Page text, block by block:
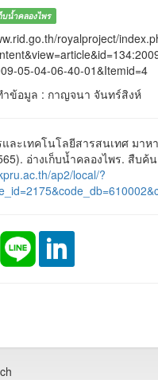
บน้ำคลองไพร
royalproject/
05-04-06-40-01&Itemid=4
ำข้อมูล : กาญจนา จันทร์สิงห์
ละเทคโนโลยีสารสนเทศ มาห
อ่างเก็บน้ำคลองไพร. สืบค้
ap2/local/?